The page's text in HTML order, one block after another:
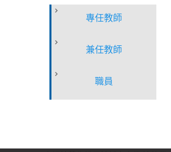
專任教師
兼任教師
職員